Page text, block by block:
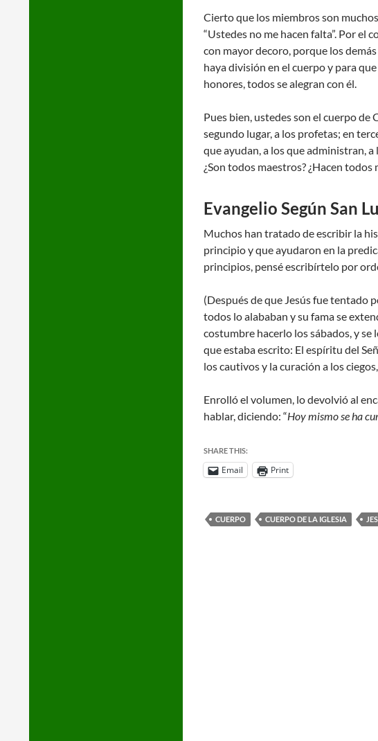
Cierto que los miembros son
“Ustedes no me hacen falta”. Por el
con mayor decoro, porque los
haya división en el cuerpo y para
honores, todos se alegran con él.
Pues bien, ustedes son el cuerpo de
segundo lugar, a los profetas; en
que ayudan, a los que administran,
¿Son todos maestros? ¿Hacen
Evangelio Según San
Muchos han tratado de escribir la
principio y que ayudaron en la
principios, pensé escribírtelo por
(Después de que Jesús fue tentado
todos lo alababan y su fama se
costumbre hacerlo los sábados, y
que estaba escrito: El espíritu del
los cautivos y la curación a los
Enrolló el volumen, lo devolvió al
hablar, diciendo: “Hoy mismo se ha
SHARE THIS:
Email Print
CUERPO CUERPO DE LA IGLESIA